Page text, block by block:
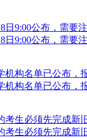
日9:00公布，需要
日9:00公布，需要
构名单已公布，
构名单已公布，
生必须先完成新
生必须先完成新